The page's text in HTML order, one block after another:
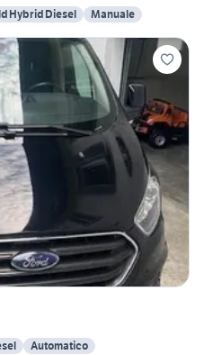
Hybrid Diesel Manuale
Automatico